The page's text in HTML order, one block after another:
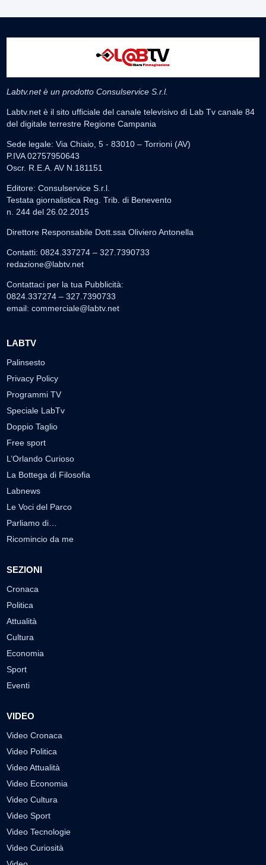
Labtv.net è un prodotto Consulservice S.r.l.
Labtv.net è il sito ufficiale del canale televisivo di Lab Tv canale 84
del digitale terrestre Regione Campania
Sede legale: Via Chiaio, 5 - 83010 – Torrioni (AV)
P.IVA 02757950643
Oscr. R.E.A. AV N.181151
Editore: Consulservice S.r.l.
Testata giornalistica Reg. Trib. di Benevento
n. 244 del 26.02.2015
Direttore Responsabile Dott.ssa Oliviero Antonella
Contatti: 0824.337274 – 327.7390733
redazione@labtv.net
Contattaci per la tua Pubblicità:
0824.337274 – 327.7390733
email: commerciale@labtv.net
LABTV
Palinsesto
Privacy Policy
Programmi TV
Speciale LabTv
Doppio Taglio
Free sport
L’Orlando Curioso
La Bottega di Filosofia
Labnews
Le Voci del Parco
Parliamo di…
Ricomincio da me
SEZIONI
Cronaca
Politica
Attualità
Cultura
Economia
Sport
Eventi
VIDEO
Video Cronaca
Video Politica
Video Attualità
Video Economia
Video Cultura
Video Sport
Video Tecnologie
Video Curiosità